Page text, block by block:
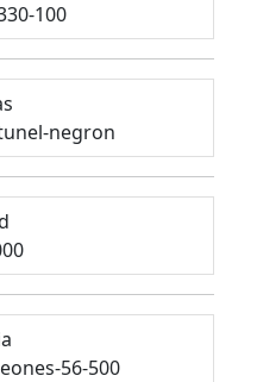
100
negron
56-500